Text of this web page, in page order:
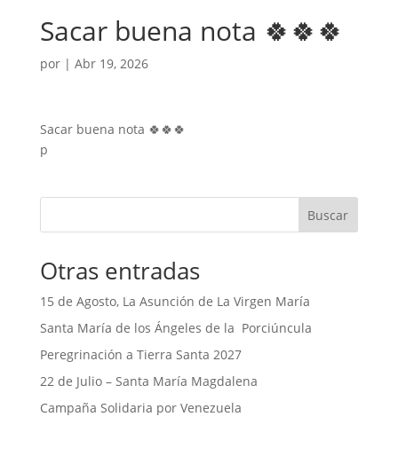
Sacar buena nota 🍀🍀🍀
por | Abr 19, 2026
Sacar buena nota 🍀🍀🍀
p
Buscar
Otras entradas
15 de Agosto, La Asunción de La Virgen María
Santa María de los Ángeles de la Porciúncula
Peregrinación a Tierra Santa 2027
22 de Julio – Santa María Magdalena
Campaña Solidaria por Venezuela